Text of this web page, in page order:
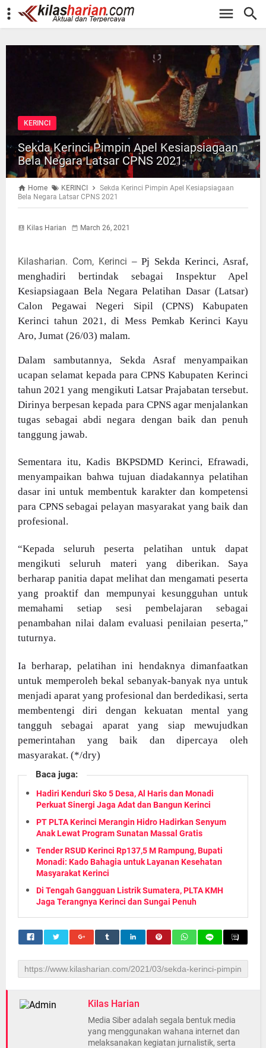
-->
KERINCI
Sekda Kerinci Pimpin Apel Kesiapsiagaan
Bela Negara Latsar CPNS 2021
Home KERINCI
Sekda Kerinci Pimpin Apel Kesiapsiagaan
Bela Negara Latsar CPNS 2021
Kilas Harian March 26, 2021
Kilasharian. Com, Kerinci – Pj Sekda Kerinci, Asraf,
menghadiri bertindak sebagai Inspektur Apel
Kesiapsiagaan Bela Negara Pelatihan Dasar (Latsar)
Calon Pegawai Negeri Sipil (CPNS) Kabupaten
Kerinci tahun 2021, di Mess Pemkab Kerinci Kayu
Aro, Jumat (26/03) malam.
Dalam sambutannya, Sekda Asraf menyampaikan
ucapan selamat kepada para CPNS Kabupaten Kerinci
tahun 2021 yang mengikuti Latsar Prajabatan tersebut.
Dirinya berpesan kepada para CPNS agar menjalankan
tugas sebagai abdi negara dengan baik dan penuh
tanggung jawab.
Sementara itu, Kadis BKPSDMD Kerinci, Efrawadi,
menyampaikan bahwa tujuan diadakannya pelatihan
dasar ini untuk membentuk karakter dan kompetensi
para CPNS sebagai pelayan masyarakat yang baik dan
profesional.
“Kepada seluruh peserta pelatihan untuk dapat
mengikuti seluruh materi yang diberikan. Saya
berharap panitia dapat melihat dan mengamati peserta
yang proaktif dan mempunyai kesungguhan untuk
memahami setiap sesi pembelajaran sebagai
penambahan nilai dalam evaluasi penilaian peserta,”
tuturnya.
Ia berharap, pelatihan ini hendaknya dimanfaatkan
untuk memperoleh bekal sebanyak-banyak nya untuk
menjadi aparat yang profesional dan berdedikasi, serta
membentengi diri dengan kekuatan mental yang
tangguh sebagai aparat yang siap mewujudkan
pemerintahan yang baik dan dipercaya oleh
masyarakat. (*/dry)
Baca juga:
Hadiri Kenduri Sko 5 Desa, Al Haris dan Monadi
Perkuat Sinergi Jaga Adat dan Bangun Kerinci
PT PLTA Kerinci Merangin Hidro Hadirkan Senyum
Anak Lewat Program Sunatan Massal Gratis
Tender RSUD Kerinci Rp137,5 M Rampung, Bupati
Monadi: Kado Bahagia untuk Layanan Kesehatan
Masyarakat Kerinci
Di Tengah Gangguan Listrik Sumatera, PLTA KMH
Jaga Terangnya Kerinci dan Sungai Penuh
Kilas Harian
Media Siber adalah segala bentuk media
yang menggunakan wahana internet dan
melaksanakan kegiatan jurnalistik, serta